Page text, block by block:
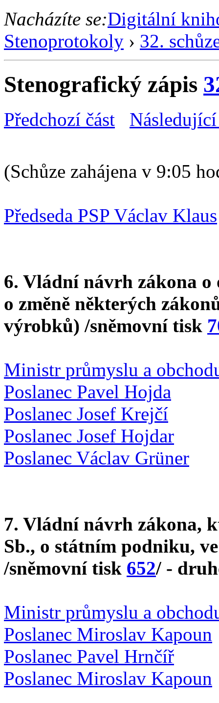
Nacházíte se:Digitální
Stenoprotokoly › 32.
Stenografický zápis
Předchozí část Následující
(Schůze zahájena v 9:05
Předseda PSP Václav Klaus
6. Vládní návrh zákona o
o změně některých
výrobků) /sněmovní tisk
Ministr průmyslu a
Poslanec Pavel Hojda
Poslanec Josef Krejčí
Poslanec Josef Hojdar
Poslanec Václav Grüner
7. Vládní návrh zákona,
Sb., o státním podniku,
/sněmovní tisk 652/ -
Ministr průmyslu a
Poslanec Miroslav Kapoun
Poslanec Pavel Hrnčíř
Poslanec Miroslav Kapoun